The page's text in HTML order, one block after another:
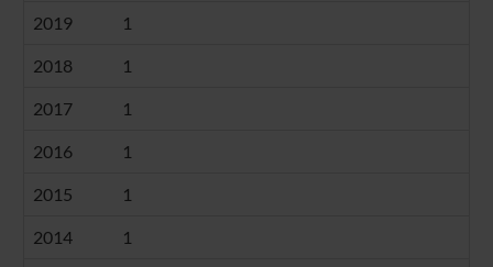
2019 1
2018 1
2017 1
2016 1
2015 1
2014 1